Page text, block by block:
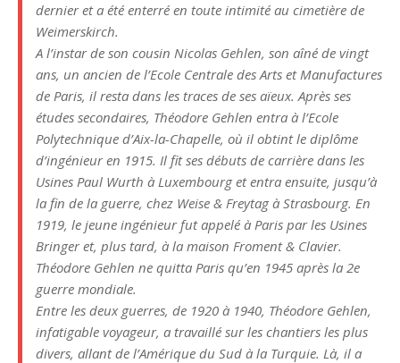
dernier et a été enterré en toute intimité au cimetière de
Weimerskirch.
A l’instar de son cousin Nicolas Gehlen, son aîné de vingt
ans, un ancien de l’Ecole Centrale des Arts et Manufactures
de Paris, il resta dans les traces de ses aïeux. Après ses
études secondaires, Théodore Gehlen entra à l’Ecole
Polytechnique d’Aix-la-Chapelle, où il obtint le diplôme
d’ingénieur en 1915. Il fit ses débuts de carrière dans les
Usines Paul Wurth à Luxembourg et entra ensuite, jusqu’à
la fin de la guerre, chez Weise & Freytag à Strasbourg. En
1919, le jeune ingénieur fut appelé à Paris par les Usines
Bringer et, plus tard, à la maison Froment & Clavier.
Théodore Gehlen ne quitta Paris qu’en 1945 après la 2e
guerre mondiale.
Entre les deux guerres, de 1920 à 1940, Théodore Gehlen,
infatigable voyageur, a travaillé sur les chantiers les plus
divers, allant de l’Amérique du Sud à la Turquie. Là, il a